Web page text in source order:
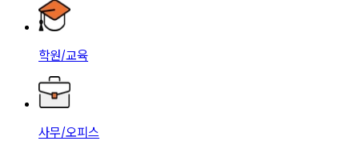
학원/교육
사무/오피스